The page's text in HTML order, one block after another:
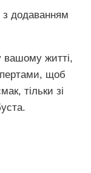
з додаванням
вашому житті,
щоб
тільки зі